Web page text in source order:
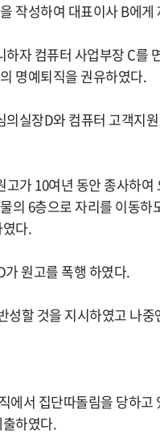
작성하여 대표이사 B에게
자 컴퓨터 사업부장 C를
명예퇴직을 권유하였다.
실장D와 컴퓨터 고객지
가 10여년 동안 종사하여
의 6층으로 자리를 이동하
다.
원고를 폭행 하였다.
할 것을 지시하였고 나
에서 집단따돌림을 당하
하였다.